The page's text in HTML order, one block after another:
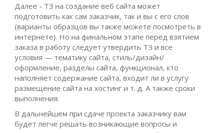
Далее - ТЗ на создание веб сайта может
подготовить как сам заказчик, так и вы с его слов
(варианты образцов вы также можете посмотреть в
интернете). Но на финальном этапе перед взятием
заказа в работу следует утвердить ТЗ и все
условия — тематику сайта, стиль/дизайн/
оформление, разделы сайта, функционал, кто
наполняет содержание сайта, входит ли в услугу
размещение сайта на хостинг и т. д. А также сроки
выполнения.
В дальнейшем при сдаче проекта заказчику вам
будет легче решать возникающие вопросы и